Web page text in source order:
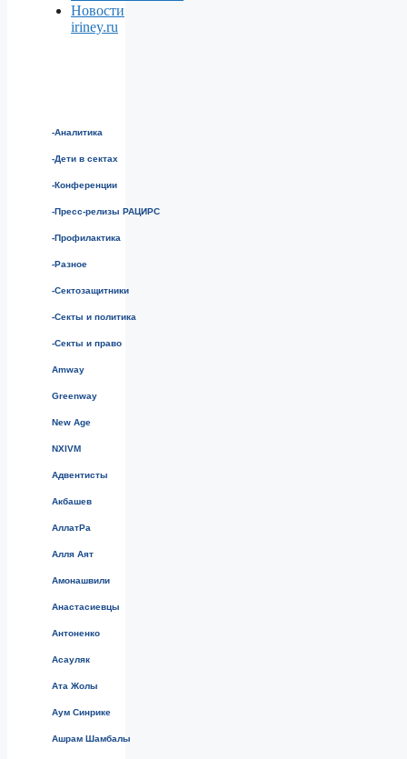
Новости
iriney.ru
-Аналитика
-Дети в сектах
-Конференции
-Пресс-релизы РАЦИРС
-Профилактика
-Разное
-Сектозащитники
-Секты и политика
-Секты и право
Amway
Greenway
New Age
NXIVM
Адвентисты
Акбашев
АллатРа
Алля Аят
Амонашвили
Анастасиевцы
Антоненко
Асауляк
Ата Жолы
Аум Синрике
Ашрам Шамбалы